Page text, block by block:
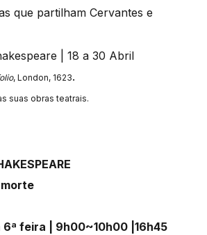
que partilham Cervantes e
, London, 1623.
suas obras teatrais.
6ª feira | 9h00~10h00 |16h45